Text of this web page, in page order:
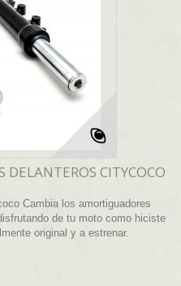
DELANTEROS CITYCOCO
Cambia los amortiguadores
de tu moto como hiciste
original y a estrenar.